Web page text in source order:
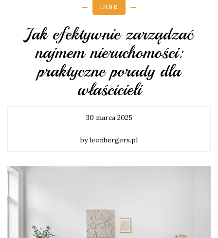
INNE
Jak efektywnie zarządzać
najmem nieruchomości:
praktyczne porady dla
właścicieli
30 marca 2025
by leonbergers.pl